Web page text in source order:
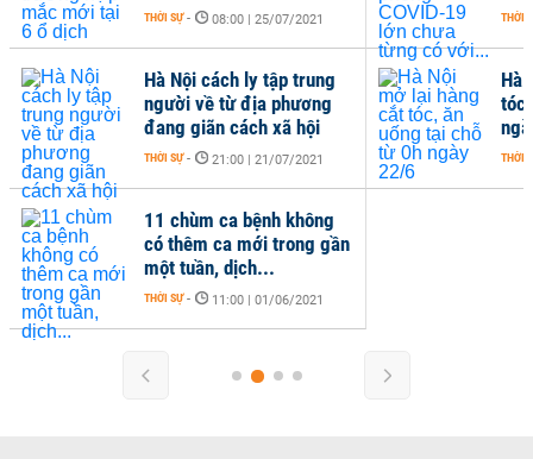
THỜI SỰ - 08:00 | 25/07/2021
Hà Nội cách ly tập trung
người về từ địa phương
đang giãn cách xã hội
THỜI SỰ - 21:00 | 21/07/2021
THỜI
Hà
THỜI
11 chùm ca bệnh không
có thêm ca mới trong gần
một tuần, dịch...
THỜI SỰ - 11:00 | 01/06/2021